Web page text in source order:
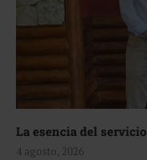
La esencia del servicio
4 agosto, 2026